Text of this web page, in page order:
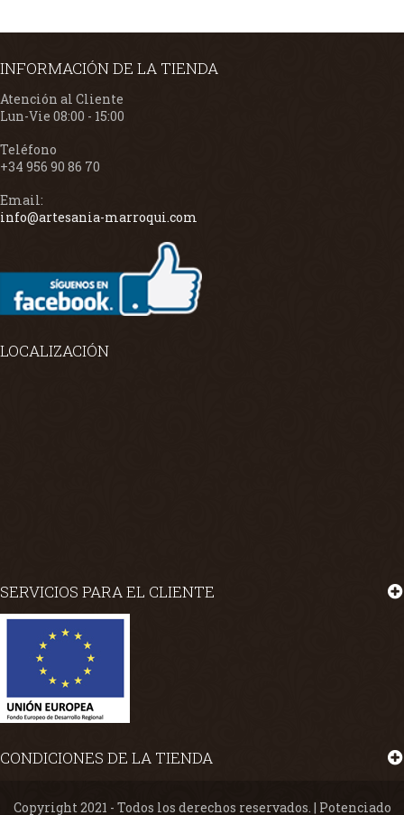
INFORMACIÓN DE LA TIENDA
Atención al Cliente
Lun-Vie 08:00 - 15:00
Teléfono
+34 956 90 86 70
Email:
info@artesania-marroqui.com
LOCALIZACIÓN
SERVICIOS PARA EL CLIENTE
CONDICIONES DE LA TIENDA
Copyright 2021 - Todos los derechos reservados. | Potenciado